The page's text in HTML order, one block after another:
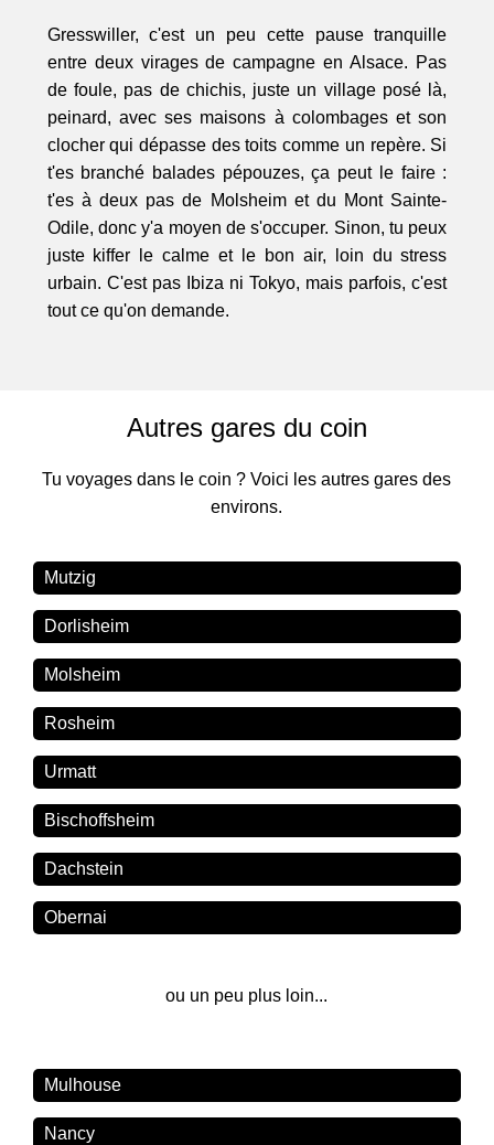
Gresswiller, c'est un peu cette pause tranquille
entre deux virages de campagne en Alsace. Pas
de foule, pas de chichis, juste un village posé là,
peinard, avec ses maisons à colombages et son
clocher qui dépasse des toits comme un repère. Si
t'es branché balades pépouzes, ça peut le faire :
t'es à deux pas de Molsheim et du Mont Sainte-
Odile, donc y'a moyen de s'occuper. Sinon, tu peux
juste kiffer le calme et le bon air, loin du stress
urbain. C'est pas Ibiza ni Tokyo, mais parfois, c'est
tout ce qu'on demande.
Autres gares du coin
Tu voyages dans le coin ? Voici les autres gares des
environs.
Mutzig
Dorlisheim
Molsheim
Rosheim
Urmatt
Bischoffsheim
Dachstein
Obernai
ou un peu plus loin...
Mulhouse
Nancy